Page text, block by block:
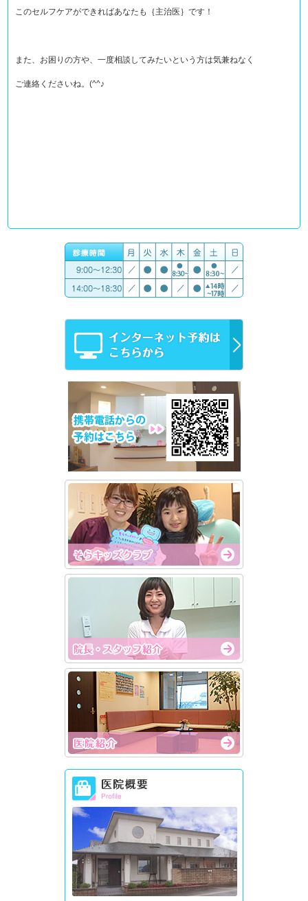
このセルフケアができればあなたも｛主治医｝です！
また、お困りの方や、一度相談してみたいという方は気兼ねなく
ご連絡くださいね。(^^♪